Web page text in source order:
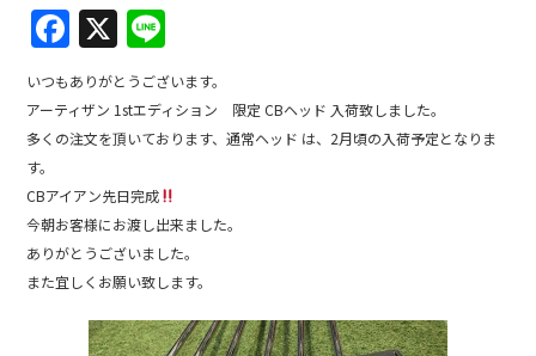
F
a
c
e
b
o
o
k
X
n
e
いつもありがとうございます。
アーティザン 1stエディション 限定 CBヘッド 入荷致しました。
多くの注文を頂いております、通常ヘッド は、2月頃の入荷予定となりま
す。
CBアイアン先日完成
今朝お客様にお渡し出来ました。
ありがとうございました。
また宜しくお願い致します。